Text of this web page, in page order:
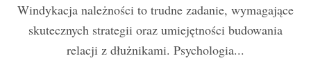
Windykacja należności to trudne zadanie, wymagające
skutecznych strategii oraz umiejętności budowania
relacji z dłużnikami. Psychologia...